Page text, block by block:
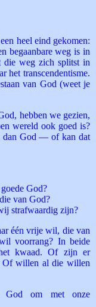
heel eind gekomen:
begaanbare weg is in
die weg zich splitst in
het transcendentisme.
van God (weet je
hebben we gezien,
wereld ook goed is?
dan God — of kan dat
God?
van God?
strafwaardig zijn?
één vrije wil, die van
voorrang? In beide
kwaad. Of zijn er
Of willen al die willen
om met onze